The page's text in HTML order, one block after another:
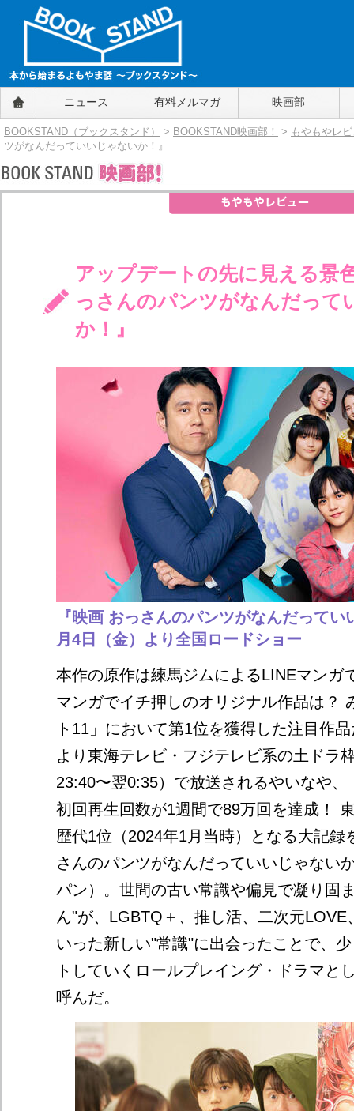
BOOKSTAND（ブックスタンド）
～本から始まるよもやま話～
BOOKSTAND（ブ
ックスタンド）
ニュース 有料メルマガ 映画部
BOOKSTAND（ブックスタンド） > BOOKSTAND映画部！ > もやもやレ
ツがなんだっていいじゃないか！』
アップデートの先に見える景
っさんのパンツがなんだって
か！』
『映画 おっさんのパンツがなんだって
月4日（金）より全国ロードショー
本作の原作は練馬ジムによるLINEマンガ
マンガでイチ押しのオリジナル作品は？
ト11」において第1位を獲得した注目作
より東海テレビ・フジテレビ系の土ドラ
23:40〜翌0:35）で放送されるやいなや、
初回再生回数が1週間で89万回を達成！
歴代1位（2024年1月当時）となる大記録
さんのパンツがなんだっていいじゃない
パン）。世間の古い常識や偏見で凝り固
ん"が、LGBTQ＋、推し活、二次元
いった新しい"常識"に出会ったことで、
トしていくロールプレイング・ドラマと
呼んだ。